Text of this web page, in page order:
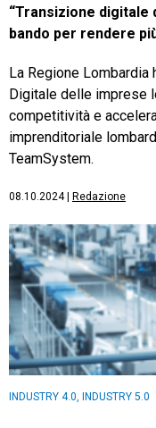
“Transizione digitale
bando per rendere
La Regione
Digitale delle imprese
competitività e
imprenditoriale
TeamSystem.
08.10.2024| Redazione
INDUSTRY 4.0, INDUSTRY 5.0